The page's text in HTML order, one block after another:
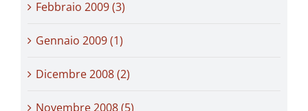
Febbraio 2009 (3)
Gennaio 2009 (1)
Dicembre 2008 (2)
Novembre 2008 (5)